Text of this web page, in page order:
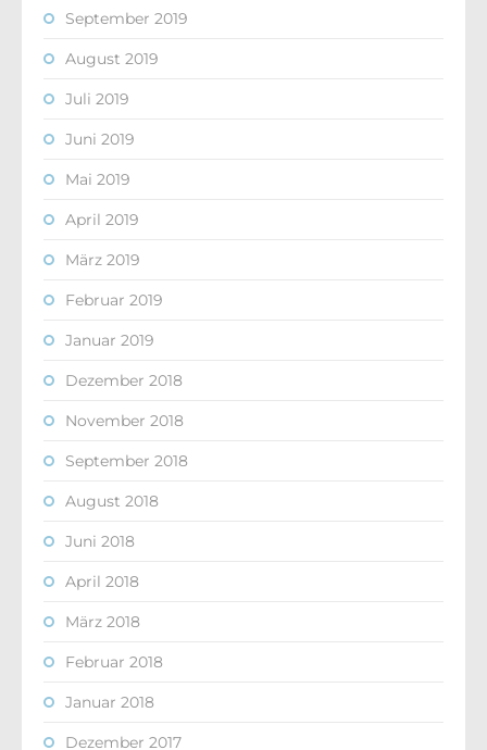
September 2019
August 2019
Juli 2019
Juni 2019
Mai 2019
April 2019
März 2019
Februar 2019
Januar 2019
Dezember 2018
November 2018
September 2018
August 2018
Juni 2018
April 2018
März 2018
Februar 2018
Januar 2018
Dezember 2017